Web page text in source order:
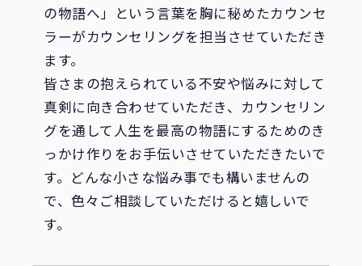
の物語へ」という言葉を胸に秘めたカウンセ
ラーがカウンセリングを担当させていただき
ます。
皆さまの抱えられている不安や悩みに対して
真剣に向き合わせていただき、カウンセリン
グを通して人生を最高の物語にするためのき
っかけ作りをお手伝いさせていただきたいで
す。どんな小さな悩み事でも構いませんの
で、色々ご相談していただけると嬉しいで
す。